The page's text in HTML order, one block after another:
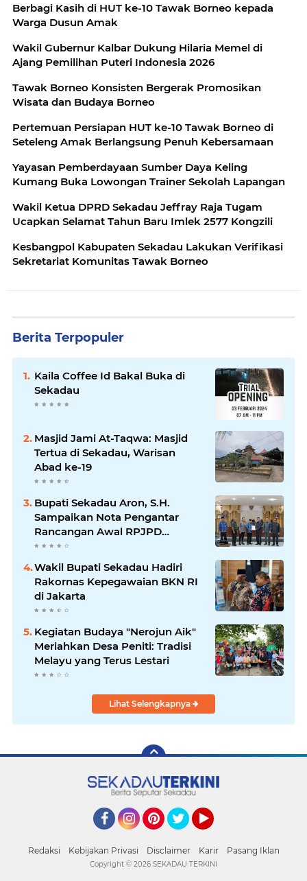
Berbagi Kasih di HUT ke-10 Tawak Borneo kepada
Warga Dusun Amak
Wakil Gubernur Kalbar Dukung Hilaria Memel di
Ajang Pemilihan Puteri Indonesia 2026
Tawak Borneo Konsisten Bergerak Promosikan
Wisata dan Budaya Borneo
Pertemuan Persiapan HUT ke-10 Tawak Borneo di
Seteleng Amak Berlangsung Penuh Kebersamaan
Yayasan Pemberdayaan Sumber Daya Keling
Kumang Buka Lowongan Trainer Sekolah Lapangan
Wakil Ketua DPRD Sekadau Jeffray Raja Tugam
Ucapkan Selamat Tahun Baru Imlek 2577 Kongzili
Kesbangpol Kabupaten Sekadau Lakukan Verifikasi
Sekretariat Komunitas Tawak Borneo
Berita Terpopuler
Kaila Coffee Id Bakal Buka di
Sekadau
Masjid Jami At-Taqwa: Masjid
Tertua di Sekadau, Warisan
Abad ke-19
Bupati Sekadau Aron, S.H.
Sampaikan Nota Pengantar
Rancangan Awal RPJPD
Kabupaten Sekadau 2025-2045
Wakil Bupati Sekadau Hadiri
Rakornas Kepegawaian BKN RI
di Jakarta
Kegiatan Budaya "Nerojun Aik"
Meriahkan Desa Peniti: Tradisi
Melayu yang Terus Lestari
Lihat Selengkapnya
Redaksi Kebijakan Privasi Disclaimer Karir Pasang Iklan
Copyright © 2026 SEKADAU TERKINI